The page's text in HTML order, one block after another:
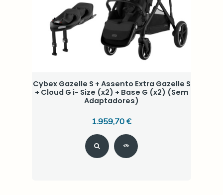
Cybex Gazelle S + Assento Extra Gazelle S
+ Cloud G i- Size (x2) + Base G (x2) (Sem
Adaptadores)
1.959,70 €